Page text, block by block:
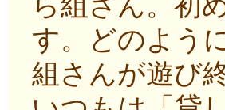
す。どのよう
組さんが遊び